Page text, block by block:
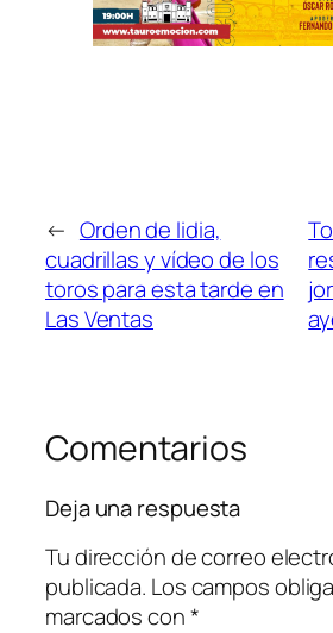
← Orden de lidia,
cuadrillas y vídeo de los
toros para esta tarde en
Las Ventas
Comentarios
Deja una respuesta
Tu dirección de correo
publicada. Los campos
marcados con*